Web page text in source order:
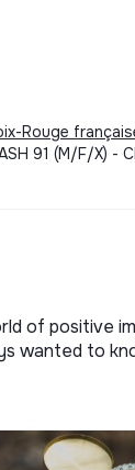
Rouge
91 (M/F/X) -
of positive
wanted to